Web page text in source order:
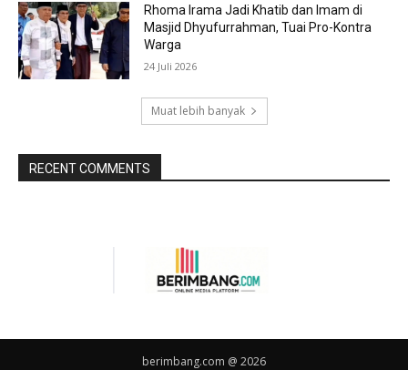
Rhoma Irama Jadi Khatib dan Imam di
Masjid Dhyufurrahman, Tuai Pro-Kontra
Warga
24 Juli 2026
Muat lebih banyak
RECENT COMMENTS
berimbang.com @ 2026